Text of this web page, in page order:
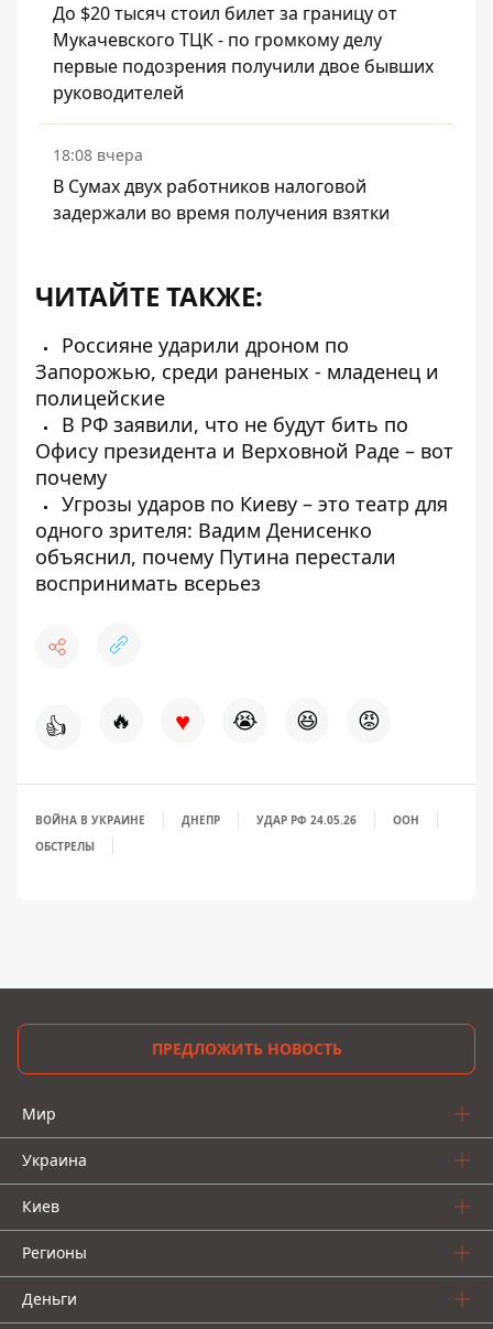
До $20 тысяч стоил билет за границу от
Мукачевского ТЦК - по громкому делу
первые подозрения получили двое бывших
руководителей
18:08 вчера
В Сумах двух работников налоговой
задержали во время получения взятки
ЧИТАЙТЕ ТАКЖЕ:
Россияне ударили дроном по
Запорожью, среди раненых - младенец и
полицейские
В РФ заявили, что не будут бить по
Офису президента и Верховной Раде – вот
почему
Угрозы ударов по Киеву – это театр для
одного зрителя: Вадим Денисенко
объяснил, почему Путина перестали
воспринимать всерьез
👍 🔥 ♥ 😭 😆 😡
ВОЙНА В УКРАИНЕ ДНЕПР УДАР РФ 24.05.26
ООН
ОБСТРЕЛЫ
ПРЕДЛОЖИТЬ НОВОСТЬ
Мир
Украина
Киев
Регионы
Деньги